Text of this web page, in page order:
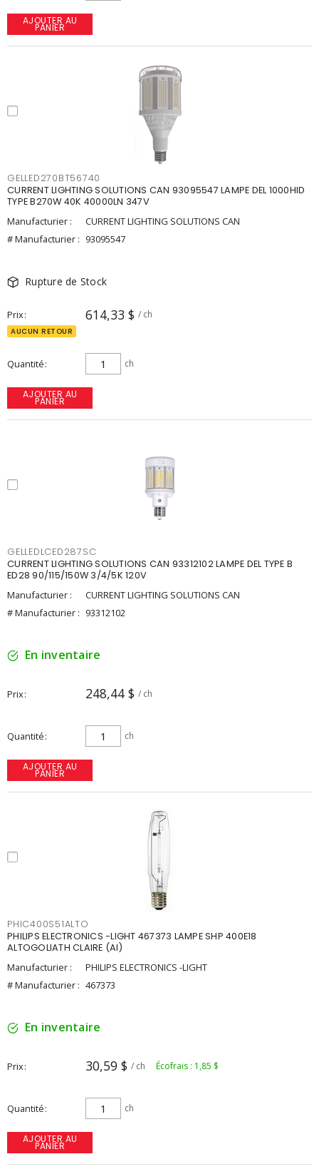
AJOUTER AU
PANIER
GELLED270BT56740
CURRENT LIGHTING SOLUTIONS CAN 93095547 LAMPE DEL 1000HID
TYPE B270W 40K 40000LN 347V
Manufacturier :
CURRENT LIGHTING SOLUTIONS CAN
# Manufacturier : 93095547
Rupture de Stock
Prix 614,33 $ / ch
AUCUN RETOUR
Quantité ch
AJOUTER AU
PANIER
GELLEDLCED287SC
CURRENT LIGHTING SOLUTIONS CAN 93312102 LAMPE DEL TYPE B
ED28 90/115/150W 3/4/5K 120V
Manufacturier :
CURRENT LIGHTING SOLUTIONS CAN
# Manufacturier : 93312102
En inventaire
Prix 248,44 $ / ch
Quantité ch
AJOUTER AU
PANIER
PHIC400S51ALTO
PHILIPS ELECTRONICS -LIGHT 467373 LAMPE SHP 400E18
ALTOGOLIATH CLAIRE (AI)
Manufacturier :
PHILIPS ELECTRONICS -LIGHT
# Manufacturier : 467373
En inventaire
Prix 30,59 $ / ch Écofrais : 1,85 $
Quantité ch
AJOUTER AU
PANIER